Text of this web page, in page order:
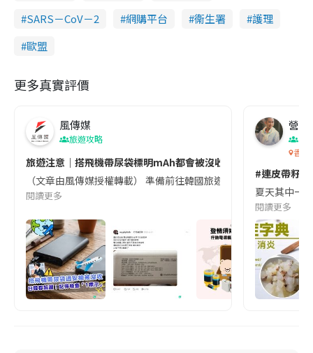
SARS－CoV－2
網購平台 衞生署
護理
歐盟
更多真實評價
風傳媒
旅遊攻略
旅遊注意｜搭飛機帶尿袋標明mAh都會被沒收😱出發前切記檢查
（文章由風傳媒授權轉載） 準備前往韓國旅遊的民眾，近期要
閱讀更多
營養
香港
#連皮帶籽
夏天其中一
閱讀更多